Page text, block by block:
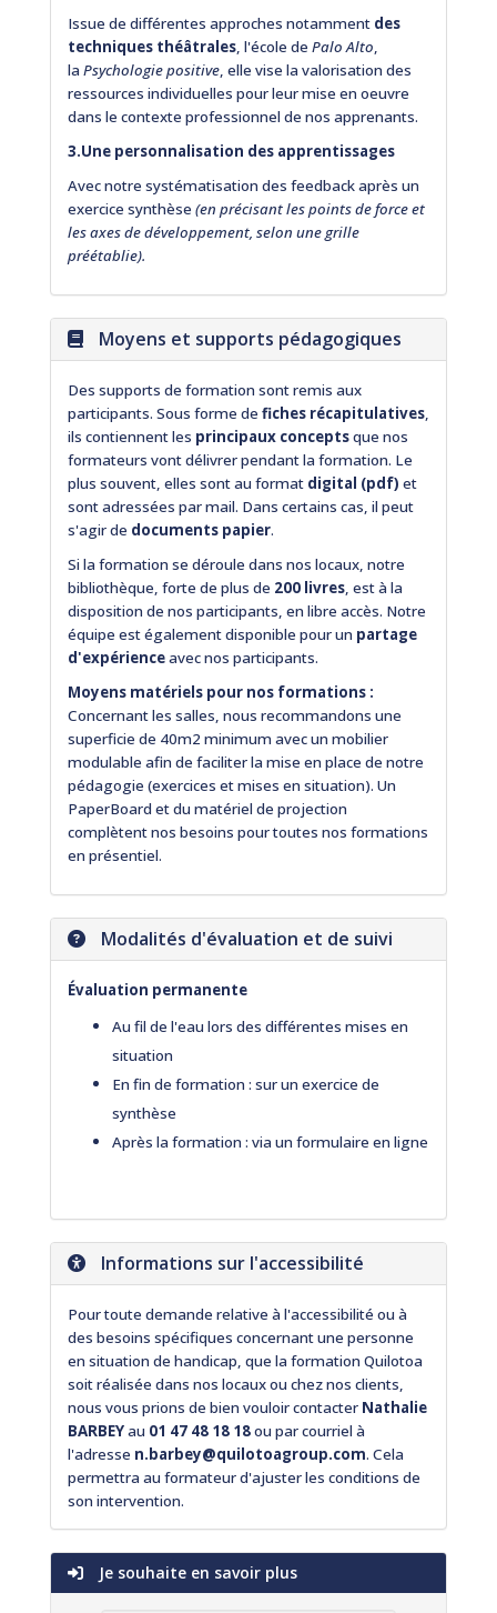
Issue de différentes approches notamment des
techniques théâtrales, l'école de Palo Alto,
la Psychologie positive, elle vise la valorisation des
ressources individuelles pour leur mise en oeuvre
dans le contexte professionnel de nos apprenants.
3.Une personnalisation des apprentissages
Avec notre systématisation des feedback après un
exercice synthèse (en précisant les points de force et
les axes de développement, selon une grille
préétablie).
Moyens et supports pédagogiques
Des supports de formation sont remis aux
participants. Sous forme de fiches récapitulatives,
ils contiennent les principaux conceptsque nos
formateurs vont délivrer pendant la formation. Le
plus souvent, elles sont au format digital (pdf) et
sont adressées par mail. Dans certains cas, il peut
s'agir de documents papier.
Si la formation se déroule dans nos locaux, notre
bibliothèque, forte de plus de 200 livres, est à la
disposition de nos participants, en libre accès. Notre
équipe est également disponible pour un partage
d'expérienceavec nos participants.
Moyens matériels pour nos formations :
Concernant les salles, nous recommandons une
superficie de 40m2 minimum avec un mobilier
modulable afin de faciliter la mise en place de notre
pédagogie (exercices et mises en situation). Un
PaperBoard et du matériel de projection
complètent nos besoins pour toutes nos formations
en présentiel.
Modalités d'évaluation et de suivi
Évaluation permanente
Au fil de l'eau lors des différentes mises en
situation
En fin de formation : sur un exercice de
synthèse
Après la formation : via un formulaire en ligne
Informations sur l'accessibilité
Pour toute demande relative à l'accessibilité ou à
des besoins spécifiques concernant une personne
en situation de handicap, que la formation Quilotoa
soit réalisée dans nos locaux ou chez nos clients,
nous vous prions de bien vouloir contacter Nathalie
BARBEYau 01 47 48 18 18ou par courriel à
l'adresse n.barbey@quilotoagroup.com. Cela
permettra au formateur d'ajuster les conditions de
son intervention.
Je souhaite en savoir plus